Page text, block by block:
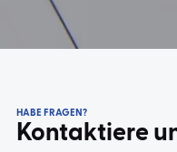
HABE FRAGEN?
Kontaktiere